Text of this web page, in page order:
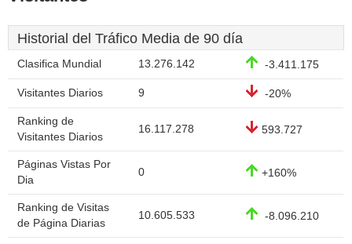
Historial del Tráfico Media de 90 día
Clasifica Mundial 13.276.142 -3.411.175
Visitantes Diarios 9 -20%
Ranking de
Visitantes Diarios
16.117.278 593.727
Páginas Vistas Por
Dia
0 +160%
Ranking de Visitas
de Página Diarias
10.605.533 -8.096.210